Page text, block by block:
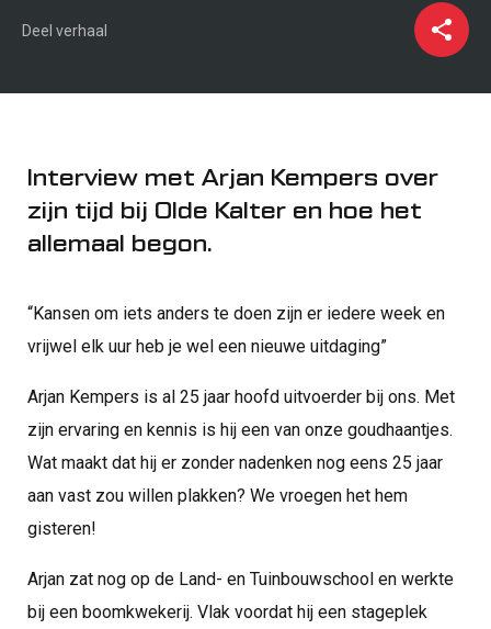
Deel verhaal
Interview met Arjan Kempers over
zijn tijd bij Olde Kalter en hoe het
allemaal begon.
“Kansen om iets anders te doen zijn er iedere week en
vrijwel elk uur heb je wel een nieuwe uitdaging”
Arjan Kempers is al 25 jaar hoofd uitvoerder bij ons. Met
zijn ervaring en kennis is hij een van onze goudhaantjes.
Wat maakt dat hij er zonder nadenken nog eens 25 jaar
aan vast zou willen plakken? We vroegen het hem
gisteren!
Arjan zat nog op de Land- en Tuinbouwschool en werkte
bij een boomkwekerij. Vlak voordat hij een stageplek